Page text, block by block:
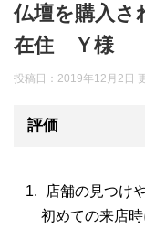
仏壇を購入さ
在住 Ｙ様
投稿日：2019年12月2日
評価
店舗の見つけ
初めての来店